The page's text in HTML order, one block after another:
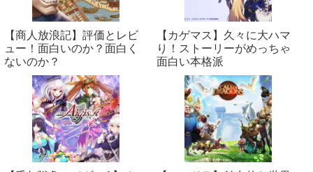
【商人放浪‪記】評価とレビ
ュー！面白いのか？面白く
ないのか？
【カゲマス】久々に大ハマ
り！ストーリーがめっちゃ
面白い本格派